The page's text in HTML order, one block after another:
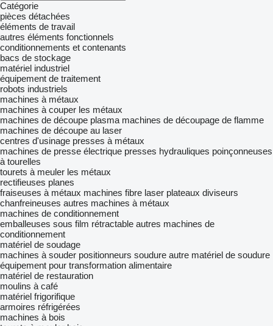
Catégorie
pièces détachées
éléments de travail
autres éléments fonctionnels
conditionnements et contenants
bacs de stockage
matériel industriel
équipement de traitement
robots industriels
machines à métaux
machines à couper les métaux
machines de découpe plasma machines de découpage de flamme
machines de découpe au laser
centres d'usinage presses à métaux
machines de presse électrique presses hydrauliques poinçonneuses
à tourelles
tourets à meuler les métaux
rectifieuses planes
fraiseuses à métaux machines fibre laser plateaux diviseurs
chanfreineuses autres machines à métaux
machines de conditionnement
emballeuses sous film rétractable autres machines de
conditionnement
matériel de soudage
machines à souder positionneurs soudure autre matériel de soudure
équipement pour transformation alimentaire
matériel de restauration
moulins à café
matériel frigorifique
armoires réfrigérées
machines à bois